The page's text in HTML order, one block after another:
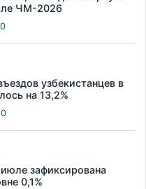
ЧМ-2026
0
узбекистанцев в
на 13,2%
0
зафиксирована
0,1%